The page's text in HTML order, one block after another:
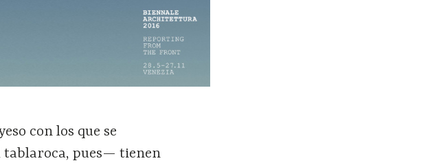
con los que se
tablaroca, pues— tienen